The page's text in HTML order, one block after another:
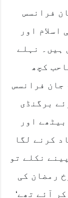
فرانسس
اور
ہیں۔ نہلے
کچھ
جان فرانسس
برگنڈی
اور
کرنے لگا
نکلے تو
رمضان کی
آئے تھے‘